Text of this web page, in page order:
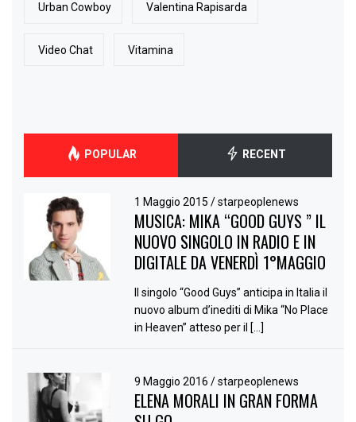
Urban Cowboy Valentina Rapisarda
Video Chat Vitamina
POPULAR RECENT
1 Maggio 2015/ starpeoplenews
MUSICA: MIKA “GOOD GUYS ” IL
NUOVO SINGOLO IN RADIO E IN
DIGITALE DA VENERDÌ 1°MAGGIO
Il singolo “Good Guys” anticipa in Italia il
nuovo album d’inediti di Mika “No Place
in Heaven” atteso per il […]
9 Maggio 2016/ starpeoplenews
ELENA MORALI IN GRAN FORMA